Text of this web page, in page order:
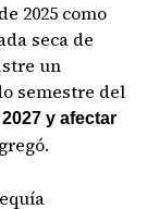
2025 como
seca de
un
semestre del
y afectar